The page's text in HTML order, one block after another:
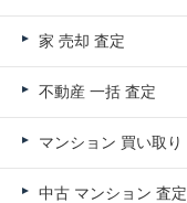
家 売却 査定
不動産 一括 査定
マンション 買い取り
中古 マンション 査定